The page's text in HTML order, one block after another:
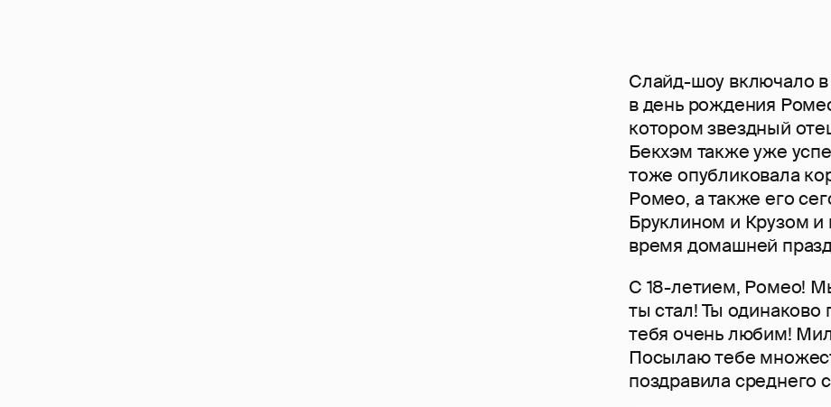
Слайд-шоу включало
в день рождения
котором звездный
Бекхэм также уже
тоже опубликовала
Ромео, а также его
Бруклином и Крузом
время домашней
С 18-летием, Ромео!
ты стал! Ты
тебя очень любим!
Посылаю тебе
поздравила среднего